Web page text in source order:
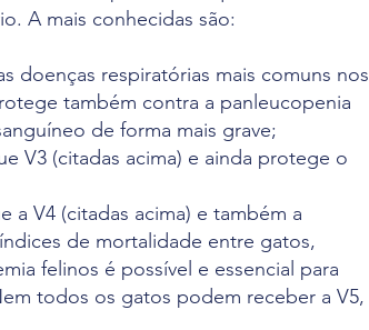
A mais conhecidas são:
doenças respiratórias mais comuns nos
também contra a panleucopenia
de forma mais grave;
V3 (citadas acima) e ainda protege o
a V4 (citadas acima) e também a
de mortalidade entre gatos,
felinos é possível e essencial para
todos os gatos podem receber a V5,